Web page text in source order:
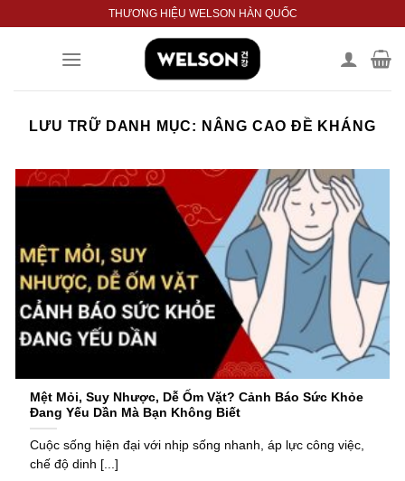
THƯƠNG HIỆU WELSON HÀN QUỐC
LƯU TRỮ DANH MỤC: NÂNG CAO ĐỀ KHÁNG
Mệt Mỏi, Suy Nhược, Dễ Ốm Vặt? Cảnh Báo Sức Khỏe
Đang Yếu Dần Mà Bạn Không Biết
Cuộc sống hiện đại với nhịp sống nhanh, áp lực công việc,
chế độ dinh [...]